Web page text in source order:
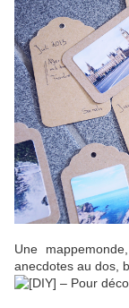
Une
anecdotes au dos,